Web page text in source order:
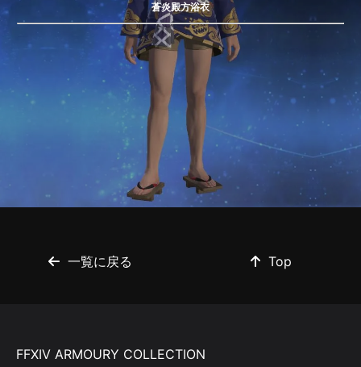
蒼炎殿方浴衣
一覧に戻る Top
FFXIV ARMOURY COLLECTION